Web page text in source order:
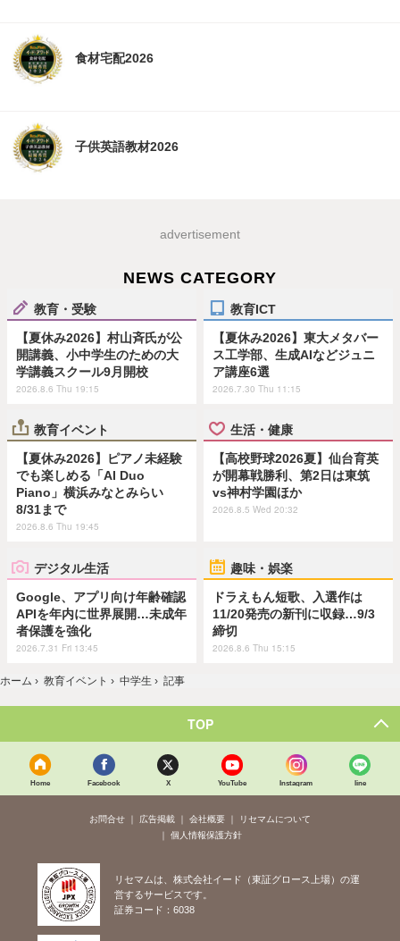
食材宅配2026
子供英語教材2026
advertisement
NEWS CATEGORY
教育・受験
【夏休み2026】村山斉氏が公
開講義、小中学生のための大
学講義スクール9月開校
2026.8.6 Thu 19:15
教育ICT
【夏休み2026】東大メタバー
ス工学部、生成AIなどジュニ
ア講座6選
2026.7.30 Thu 11:15
教育イベント
【夏休み2026】ピアノ未経験
でも楽しめる「AI Duo
Piano」横浜みなとみらい
8/31まで
2026.8.6 Thu 19:45
生活・健康
【高校野球2026夏】仙台育英
が開幕戦勝利、第2日は東筑
vs神村学園ほか
2026.8.5 Wed 20:32
デジタル生活
Google、アプリ向け年齢確認
APIを年内に世界展開…未成年
者保護を強化
2026.7.31 Fri 13:45
趣味・娯楽
ドラえもん短歌、入選作は
11/20発売の新刊に収録…9/3
締切
2026.8.6 Thu 15:15
ホーム › 教育イベント › 中学生 › 記事
TOP
Home Facebook X YouTube Instagram line
お問合せ 広告掲載 会社概要
リセマムについて
個人情報保護方針
リセマムは、株式会社イード（東証グロース上場）の運
営するサービスです。
証券コード：6038